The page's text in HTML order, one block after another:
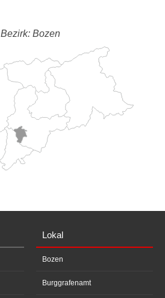
Bezirk: Bozen
Lokal
Bozen
Burggrafenamt